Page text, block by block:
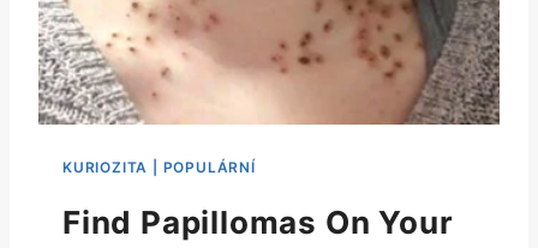
Find Papillomas On Your